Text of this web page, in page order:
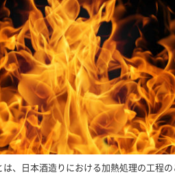
は、日本酒造りにおける加熱処理の工程